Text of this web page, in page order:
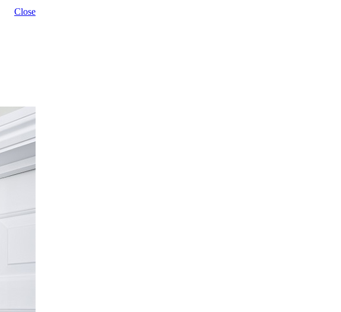
Close